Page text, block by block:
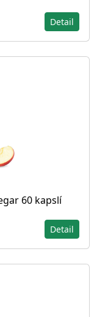
Detail
60 kapslí
Detail